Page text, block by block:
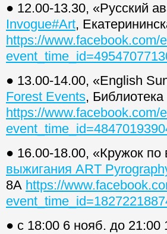
● 12.00-13.30, «Русский
Invogue#Art,
https://www.facebook.com/
● 13.00-14.00, «English
Forest Events,
https://www.facebook.com/
● 16.00-18.00, «Кружок
выжигания ART
8А https://
● с 18:00 6 нояб. до